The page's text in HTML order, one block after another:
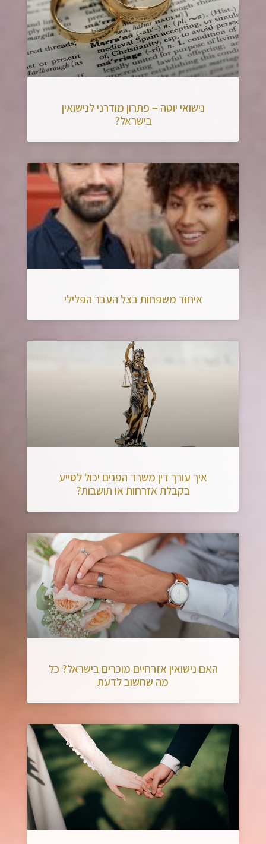
נישואי יוטה – פתרון מודרני לנישואין
בישראל?
איחוד משפחות בצל העבר הפלילי
איך עורך דין משרד הפנים יכול לסייע
בקבלת אזרחות או תושבות?
האם נישואין אזרחיים מוכרים בישראל? כל
מה שחשוב לדעת